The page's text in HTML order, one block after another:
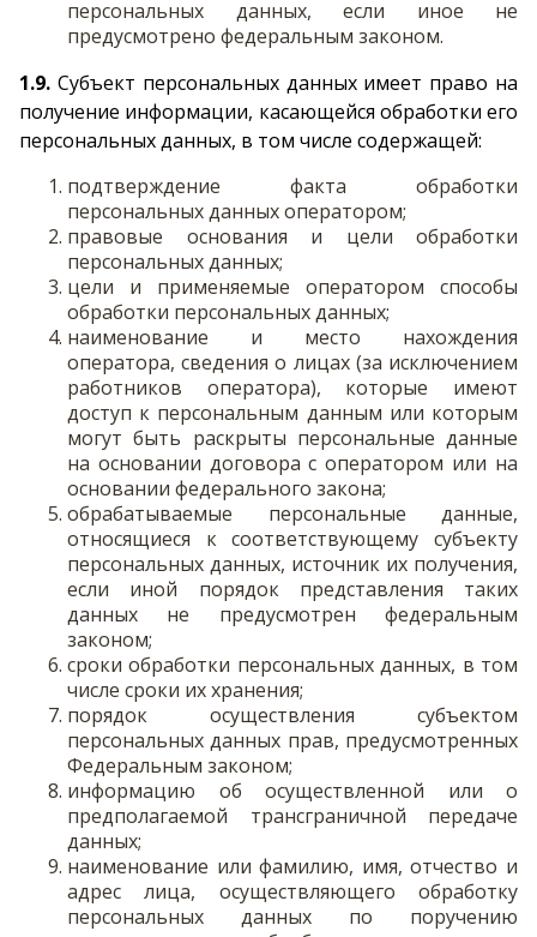
персональных данных, если иное не
предусмотрено федеральным законом.
1.9. Субъект персональных данных имеет право на
получение информации, касающейся обработки его
персональных данных, в том числе содержащей:
подтверждение факта обработки
персональных данных оператором;
правовые основания и цели обработки
персональных данных;
цели и применяемые оператором способы
обработки персональных данных;
наименование и место нахождения
оператора, сведения о лицах (за исключением
работников оператора), которые имеют
доступ к персональным данным или которым
могут быть раскрыты персональные данные
на основании договора с оператором или на
основании федерального закона;
обрабатываемые персональные данные,
относящиеся к соответствующему субъекту
персональных данных, источник их получения,
если иной порядок представления таких
данных не предусмотрен федеральным
законом;
сроки обработки персональных данных, в том
числе сроки их хранения;
порядок осуществления субъектом
персональных данных прав, предусмотренных
Федеральным законом;
информацию об осуществленной или о
предполагаемой трансграничной передаче
данных;
наименование или фамилию, имя, отчество и
адрес лица, осуществляющего обработку
персональных данных по поручению